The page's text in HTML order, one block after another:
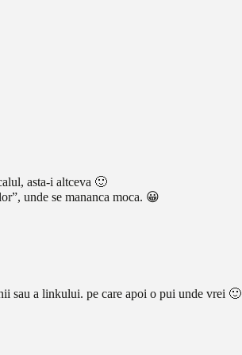
asta-i altceva 🙂
unde se mananca moca. 😀
sau a linkului. pe care apoi o pui unde vrei 🙂